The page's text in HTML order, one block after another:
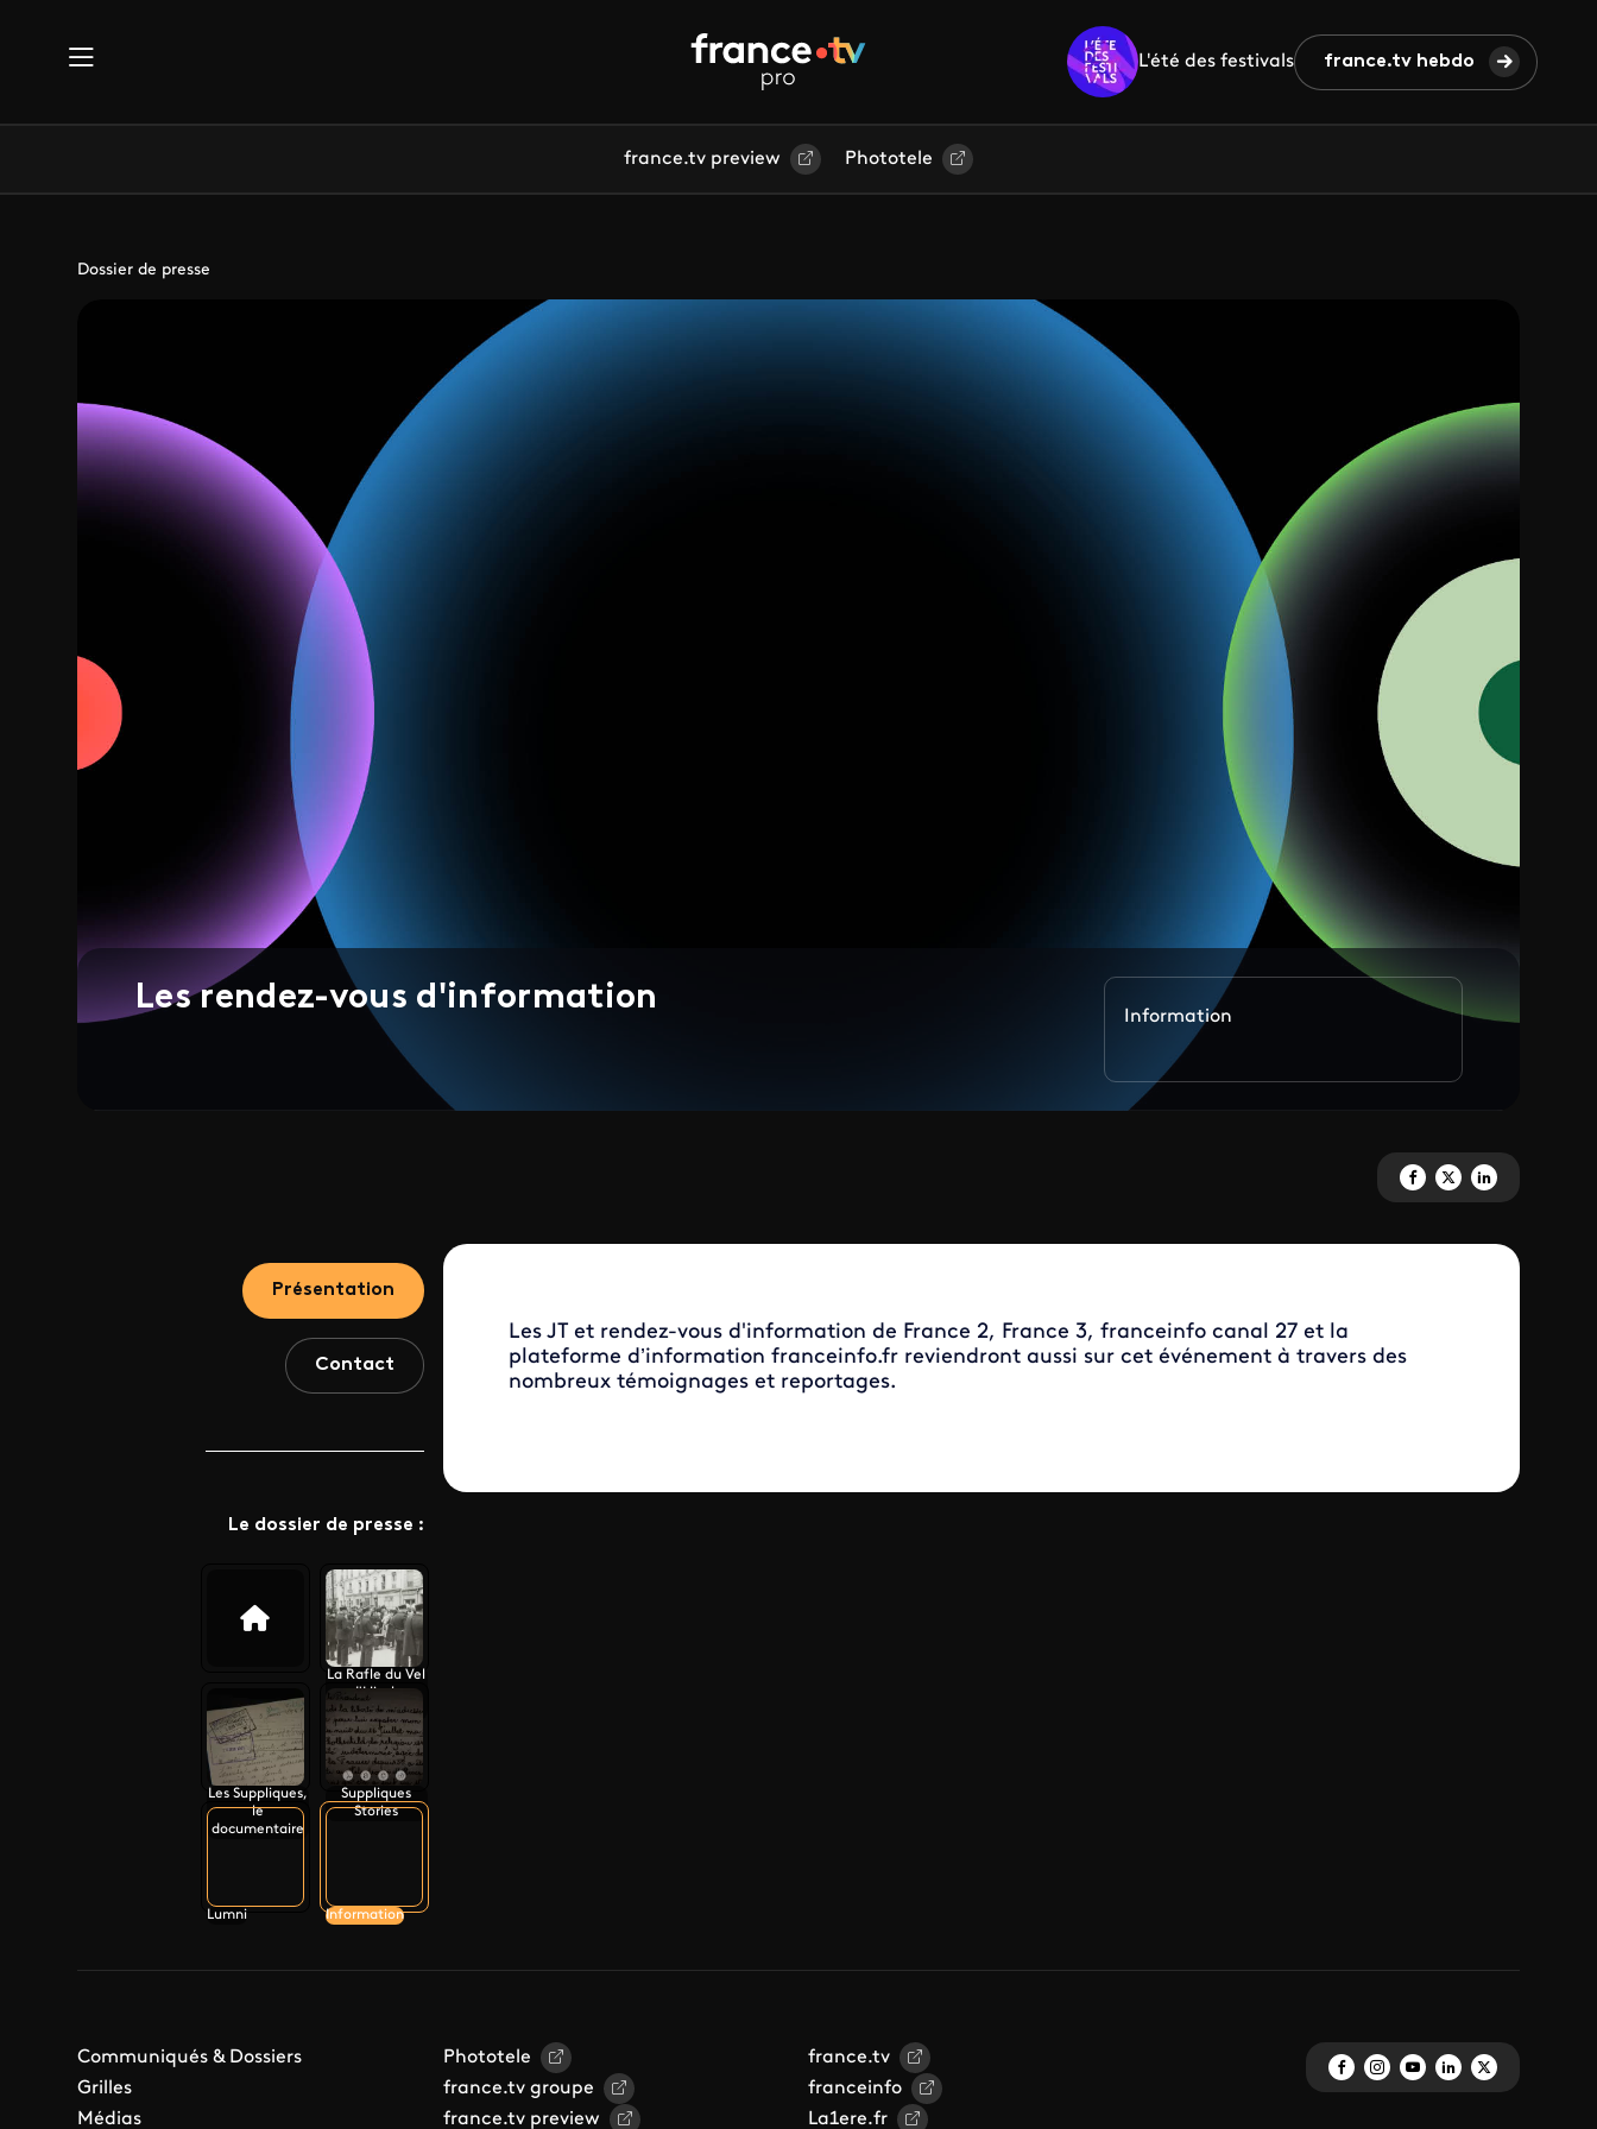
L'été des festivals france.tv hebdo
france.tv preview Phototele
Dossier de presse
Les rendez-vous d'information Information
Partagez 'Les rendez-vous
Partagez 'Les rendez-
Partagez 'Les
Présentation
Contact
Le dossier de presse :
La Rafle du Vel
d'Hiv, le
documentaire
Les Suppliques,
le
documentaire
Suppliques
Stories
Lumni Information
Les JT et rendez-vous d'information de France 2, France 3, franceinfo canal 27 et la
plateforme d’information franceinfo.fr reviendront aussi sur cet événement à travers des
nombreux témoignages et reportages.
Communiqués & Dossiers
Grilles
Médias
Phototele
france.tv groupe
france.tv preview
france.tv
franceinfo
La1ere.fr